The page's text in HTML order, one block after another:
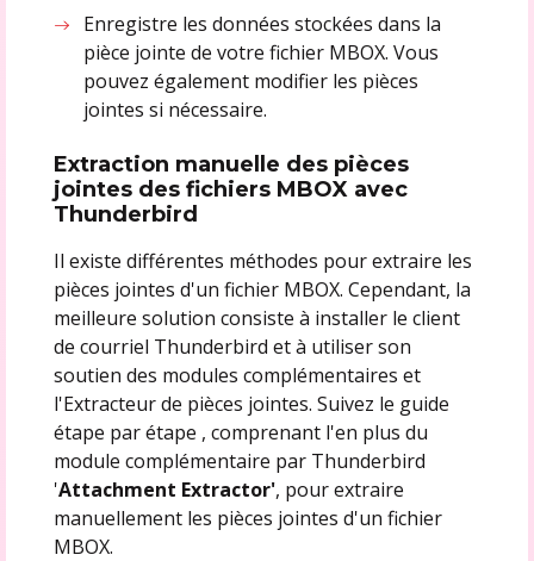
Enregistre les données stockées dans la
pièce jointe de votre fichier MBOX. Vous
pouvez également modifier les pièces
jointes si nécessaire.
Extraction manuelle des pièces
jointes des fichiers MBOX avec
Thunderbird
Il existe différentes méthodes pour extraire les
pièces jointes d'un fichier MBOX. Cependant, la
meilleure solution consiste à installer le client
de courriel Thunderbird et à utiliser son
soutien des modules complémentaires et
l'Extracteur de pièces jointes. Suivez le guide
étape par étape , comprenant l'en plus du
module complémentaire par Thunderbird
'Attachment Extractor', pour extraire
manuellement les pièces jointes d'un fichier
MBOX.